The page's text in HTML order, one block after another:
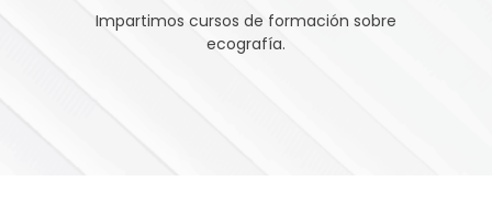
Impartimos cursos de formación sobre
ecografía.